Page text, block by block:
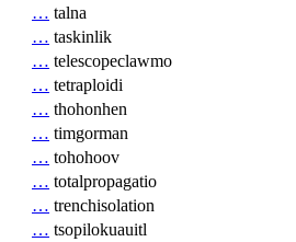
… talna
… taskinlik
… telescopeclawmo
… tetraploidi
… thohonhen
… timgorman
… tohohoov
… totalpropagatio
… trenchisolation
… tsopilokuauitl